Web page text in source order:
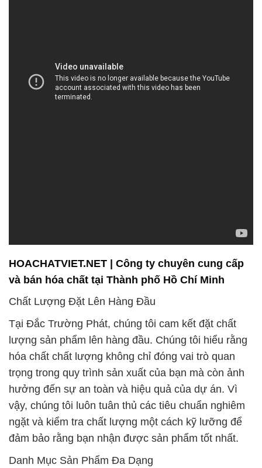
HOACHATVIET.NET | Công ty chuyên cung cấp
và bán hóa chất tại Thành phố Hồ Chí Minh
Chất Lượng Đặt Lên Hàng Đầu
Tại Đắc Trường Phát, chúng tôi cam kết đặt chất
lượng sản phẩm lên hàng đầu. Chúng tôi hiểu rằng
hóa chất chất lượng không chỉ đóng vai trò quan
trọng trong quy trình sản xuất của bạn mà còn ảnh
hưởng đến sự an toàn và hiệu quả của dự án. Vì
vậy, chúng tôi luôn tuân thủ các tiêu chuẩn nghiêm
ngặt và kiểm tra chất lượng một cách kỹ lưỡng để
đảm bảo rằng bạn nhận được sản phẩm tốt nhất.
Danh Mục Sản Phẩm Đa Dạng